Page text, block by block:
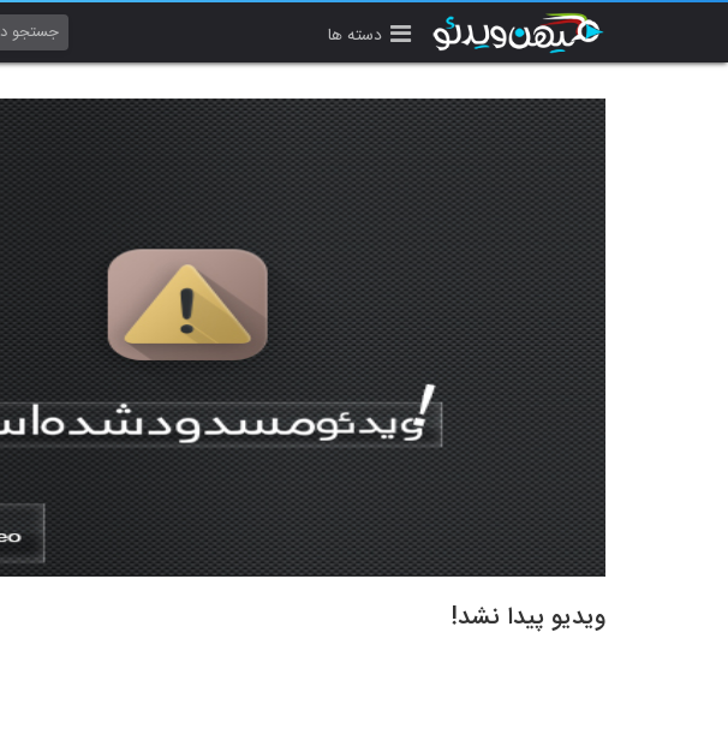
دسته ها
ویدیو پیدا نشد!